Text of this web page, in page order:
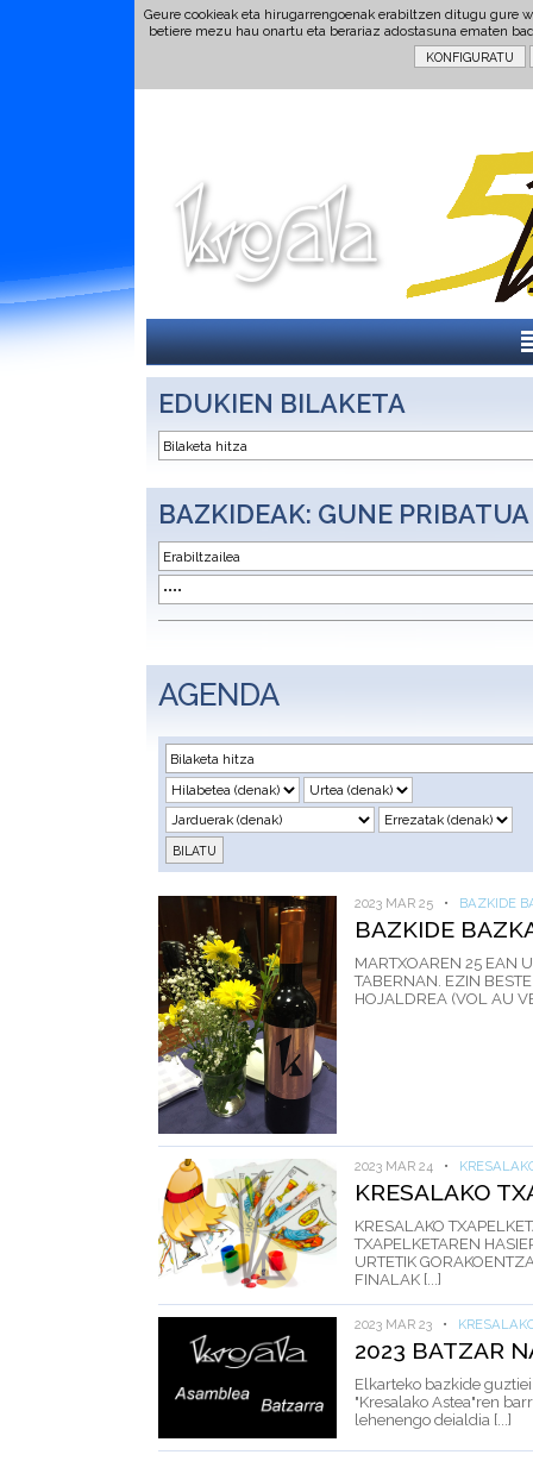
Geure cookieak eta hirugarrengoenak erabiltzen ditugu gure
betiere mezu hau onartu eta berariaz adostasuna ematen
EDUKIEN BILAKETA
BAZKIDEAK: GUNE PRIBATUA
AGENDA
2023 MAR 25 • BAZKIDE
BAZKIDE
MARTXOAREN 25 EAN
TABERNAN. EZIN
HOJALDREA (VOL AU
2023 MAR 24 •
KRESALAKO
KRESALAKO
TXAPELKETAREN
URTETIK
FINALAK [...]
2023 MAR 23 •
2023 BATZAR
Elkarteko bazkide
"Kresalako Astea"ren
lehenengo deialdia [...]